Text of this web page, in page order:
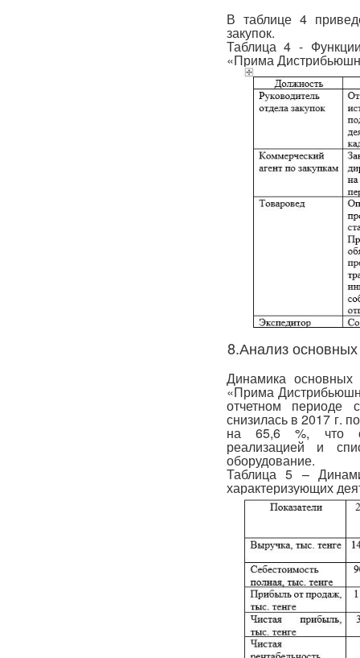
В таблице 4
закупок.
Таблица 4 -
«Прима
8.Анализ
Динамика основных
«Прима
отчетном периоде
снизилась в 2017 г.
на 65,6 %, что
реализацией и
оборудование.
Таблица 5 –
характеризующих